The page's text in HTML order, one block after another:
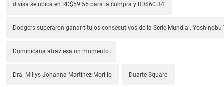
divisa se ubica en RD$59.55 para la compra y RD$60.34
Dodgers superaron-ganar títulos consecutivos de la Serie Mundial.-
Dominicana atraviesa un momento
Dra. Millys Johanna Martínez Morillo Duarte Square